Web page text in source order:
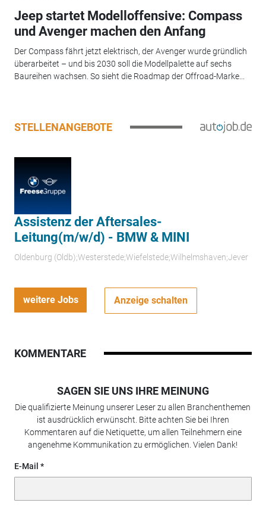
Jeep startet Modelloffensive: Compass
und Avenger machen den Anfang
Der Compass fährt jetzt elektrisch, der Avenger wurde gründlich
überarbeitet – und bis 2030 soll die Modellpalette auf sechs
Baureihen wachsen. So sieht die Roadmap der Offroad-Marke...
STELLENANGEBOTE
Assistenz der Aftersales-
Leitung(m/w/d) - BMW & MINI
Oldenburg (Oldb);Westerstede;Wiefelstede;Wilhelmshaven;Jever
weitere Jobs Anzeige schalten
KOMMENTARE
SAGEN SIE UNS IHRE MEINUNG
Die qualifizierte Meinung unserer Leser zu allen Branchenthemen
ist ausdrücklich erwünscht. Bitte achten Sie bei Ihren
Kommentaren auf die Netiquette, um allen Teilnehmern eine
angenehme Kommunikation zu ermöglichen. Vielen Dank!
E-Mail